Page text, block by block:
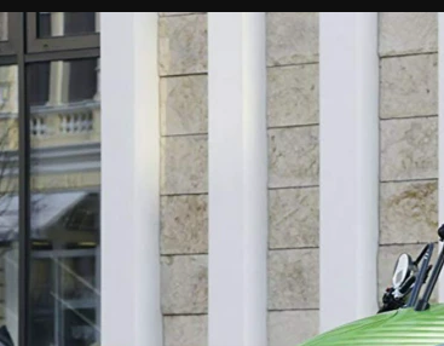
Пользовательское соглашение Политика
Установить на ТВ Бесплатные